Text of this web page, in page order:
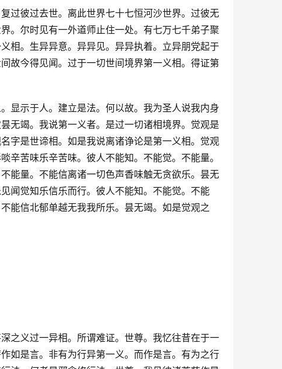
过彼过去世。离此世界七十七恒河沙世界。过彼无
。尔时见有一外道师止住一处。有七万七千弟子聚
相。生异异意。异异见。异异执着。立异朋党起于
故今得见闻。过于一切世间境界第一义相。得证第
显示于人。建立是法。何以故。我为圣人说我内身
无竭。我说第一义者。是过一切诸相境界。觉观是
字是世谛相。如是我说离诸诤论是第一义相。觉观
苦味乐辛苦味。彼人不能知。不能觉。不能量。
能量。不能信离诸一切色声香味触无贪欲乐。昙无
闻觉知乐信乐而行。彼人不能知。不能觉。不能
能信北郁单越无我我所乐。昙无竭。如是觉观之
之义过一异相。所谓难证。世尊。我忆往昔在于一
如是言。非有为行异第一义。而作是言。有为之行